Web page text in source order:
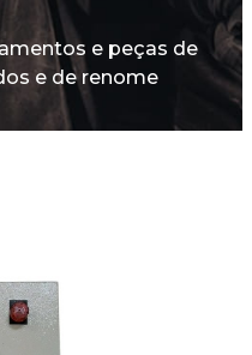
e peças de
e de renome